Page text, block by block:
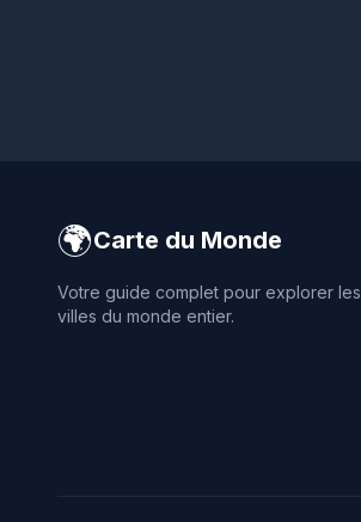
🌍Carte du Monde
Votre guide complet pour explorer les
villes du monde entier.